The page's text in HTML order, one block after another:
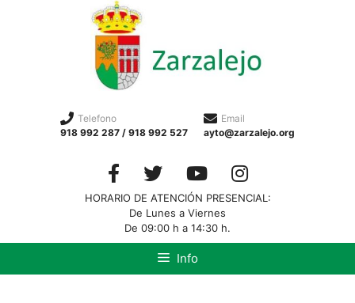
Telefono
918 992 287 / 918 992 527
Email
ayto@zarzalejo.org
HORARIO DE ATENCIÓN PRESENCIAL:
De Lunes a Viernes
De 09:00 h a 14:30 h.
Info